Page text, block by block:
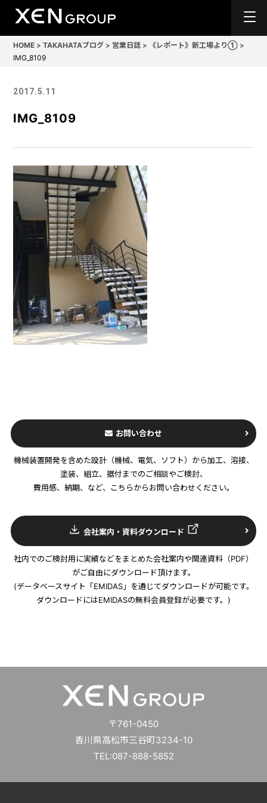
HOME >TAKAHATAブログ > 営業日誌 > 《レポート》新工場より① >
IMG_8109
2017.5.11
IMG_8109
お問い合わせ
機械装置開発を含めた設計（機械、電気、ソフト）から加工、溶接、
塗装、組立、据付までのご相談やご検討、
費用感、納期、など、こちらからお問い合わせください。
会社案内・資料ダウンロード
社内でのご検討用に実績などをまとめた会社案内や関連資料（PDF）
がご自由にダウンロード頂けます。
(データベースサイト「EMIDAS」を通じてダウンロードが可能です。
ダウンロードにはEMIDASの無料会員登録が必要です。)
〒761-0450
香川県高松市三谷町3234-10
TEL:087-888-5852